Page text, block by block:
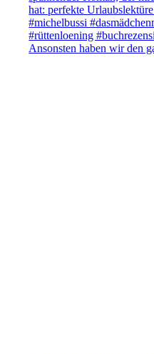
Ansonsten haben wir den